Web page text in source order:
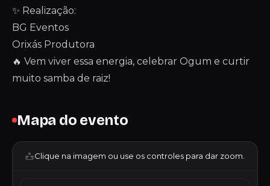
✨ Realização:
BG Eventos
Orixás Produtora
🔥 Vem viver essa energia, celebrar Ogum e curtir
muito samba de raiz!
Mapa do evento
Clique na imagem ou use os controles para dar zoom.